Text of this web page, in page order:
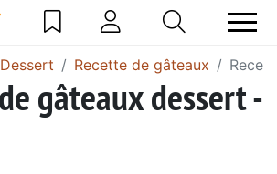
Dessert Recette de gâteaux
gâteaux dessert -